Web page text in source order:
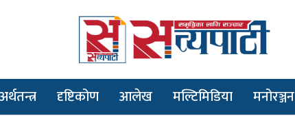
अर्थतन्त्र दृष्टिकोण आलेख मल्टिमिडिया मनोरञ्जन